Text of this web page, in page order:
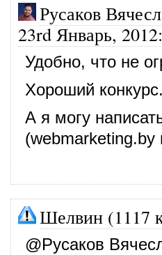
Русаков
23rd Январь, 2012:
Удобно, что не
Хороший конкурс.
А я могу
(webmarketing.by
Шелвин (1117
@Русаков